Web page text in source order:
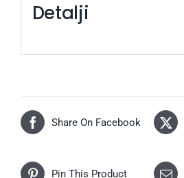
Detalji
Share On Facebook
Pin This Product